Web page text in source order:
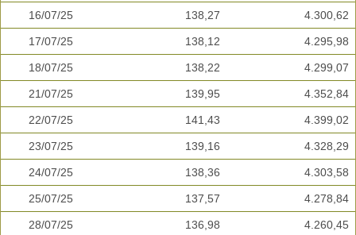
16/07/25 138,27 4.300,62
17/07/25 138,12 4.295,98
18/07/25 138,22 4.299,07
21/07/25 139,95 4.352,84
22/07/25 141,43 4.399,02
23/07/25 139,16 4.328,29
24/07/25 138,36 4.303,58
25/07/25 137,57 4.278,84
28/07/25 136,98 4.260,45